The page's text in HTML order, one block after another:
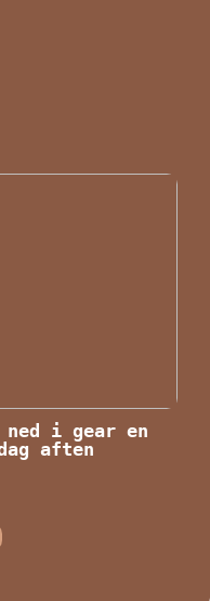
ned i gear en
aften